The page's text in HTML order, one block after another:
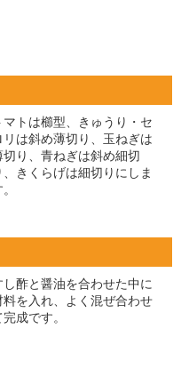
マトは櫛型、きゅうり・セ
リは斜め薄切り、玉ねぎは
切り、青ねぎは斜め細切
、きくらげは細切りにしま
し酢と醤油を合わせた中に
料を入れ、よく混ぜ合わせ
完成です。